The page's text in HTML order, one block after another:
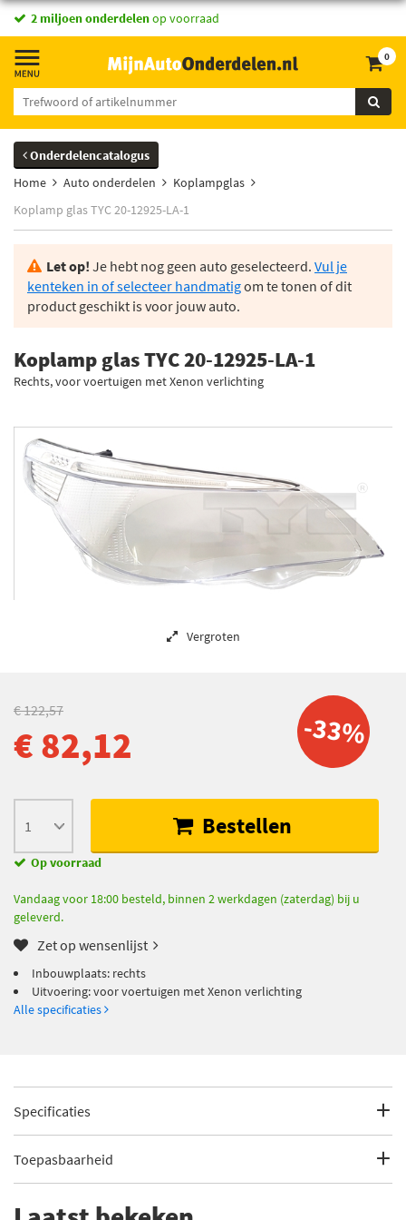
2 miljoen onderdelenop voorraad
0
Onderdelencatalogus
Home
Auto onderdelen
Koplampglas
Koplamp glas TYC 20-12925-LA-1
Let op! Je hebt nog geen auto geselecteerd. Vul je
kenteken in of selecteer handmatigom te tonen of dit
product geschikt is voor jouw auto.
Koplamp glas TYC 20-12925-LA-1
Rechts, voor voertuigen met Xenon verlichting
Vergroten
-33%
€ 122,57
€ 82,12
Bestellen
Op voorraad
Vandaag voor 18:00 besteld, binnen 2 werkdagen (zaterdag) bij u
geleverd.
Zet op wensenlijst
Inbouwplaats: rechts
Uitvoering: voor voertuigen met Xenon verlichting
Alle specificaties
Specificaties
Fabrikantcode
Toepasbaarheid